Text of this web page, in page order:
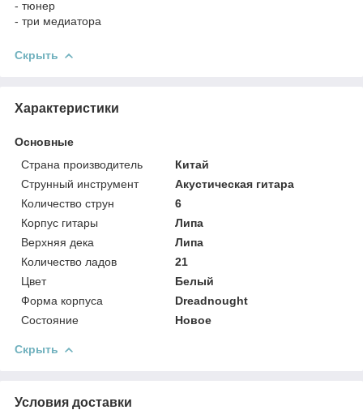
- тюнер
- три медиатора
Скрыть
Характеристики
Основные
Страна производитель
Китай
Струнный инструмент
Акустическая гитара
Количество струн
6
Корпус гитары
Липа
Верхняя дека
Липа
Количество ладов
21
Цвет
Белый
Форма корпуса
Dreadnought
Состояние
Новое
Скрыть
Условия доставки